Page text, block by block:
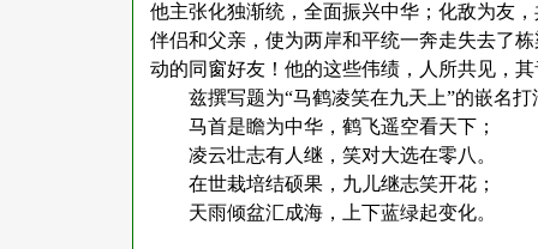
他主张化独渐统，全面振兴中华；化敌为友
伴侣和父亲，使为两岸和平统一奔走失去了
动的同窗好友！他的这些伟绩，人所共见，
兹撰写题为“马鹤凌笑在九天上”的嵌名
马首是瞻为中华，鹤飞遥空看天下；
凌云壮志有人继，笑对大选在零八。
在世栽培结硕果，九儿继志笑开花；
天雨倾盆汇成海，上下蓝绿起变化。